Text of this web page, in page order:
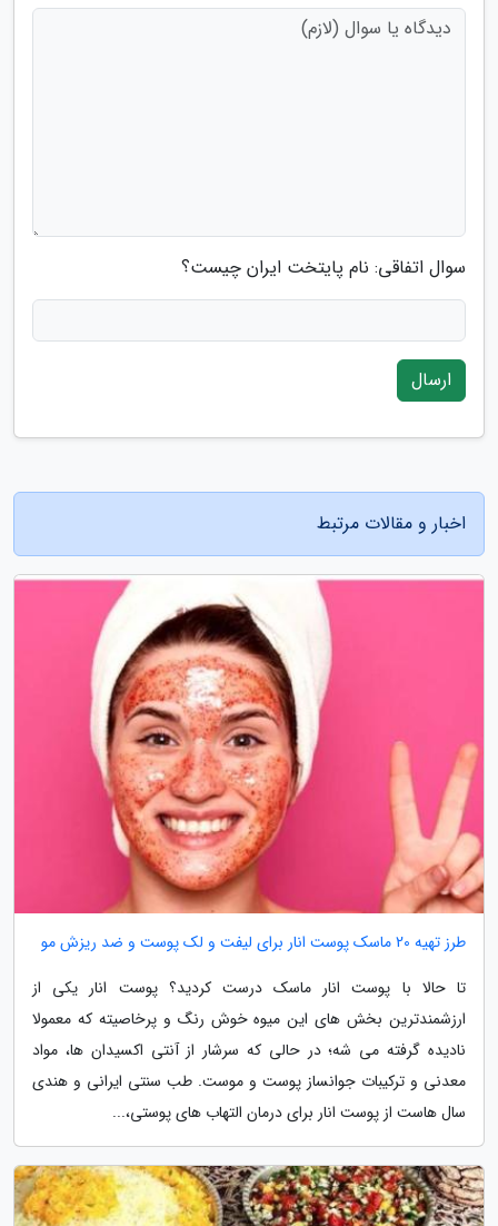
سوال اتفاقی: نام پایتخت ایران چیست؟
ارسال
اخبار و مقالات مرتبط
طرز تهیه 20 ماسک پوست انار برای لیفت و لک پوست و ضد ریزش مو
تا حالا با پوست انار ماسک درست کردید؟ پوست انار یکی از
ارزشمندترین بخش های این میوه خوش رنگ و پرخاصیته که معمولا
نادیده گرفته می شه؛ در حالی که سرشار از آنتی اکسیدان ها، مواد
معدنی و ترکیبات جوانساز پوست و موست. طب سنتی ایرانی و هندی
سال هاست از پوست انار برای درمان التهاب های پوستی،...